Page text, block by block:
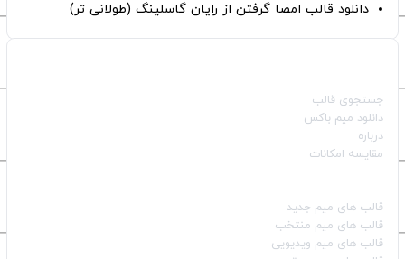
دانلود قالب امضا گرفتن از رایان گاسلینگ (طولانی تر)
جستجوی قالب
دانلود میم باکس
درباره
مقایسه امکانات
قالب‌ های میم جدید
قالب‌ های میم منتخب
قالب‌ های میم ویدیویی